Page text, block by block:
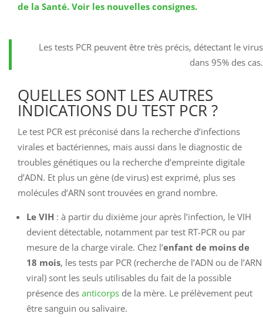
de la Santé. Voir les nouvelles consignes.
Les tests PCR peuvent être très précis, détectant le virus
dans 95% des cas.
QUELLES SONT LES AUTRES
INDICATIONS DU TEST PCR ?
Le test PCR est préconisé dans la recherche d’infections
virales et bactériennes, mais aussi dans le diagnostic de
troubles génétiques ou la recherche d’empreinte digitale
d’ADN. Et plus un gène (de virus) est exprimé, plus ses
molécules d’ARN sont trouvées en grand nombre.
Le VIH : à partir du dixième jour après l’infection, le VIH
devient détectable, notamment par test RT-PCR ou par
mesure de la charge virale. Chez l’enfant de moins de
18 mois, les tests par PCR (recherche de l’ADN ou de l’ARN
viral) sont les seuls utilisables du fait de la possible
présence des anticorps de la mère. Le prélèvement peut
être sanguin ou salivaire.